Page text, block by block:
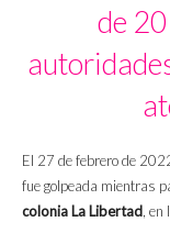
de
El 27 de febrero de
fue golpeada mientras
colonia La Libertad, en